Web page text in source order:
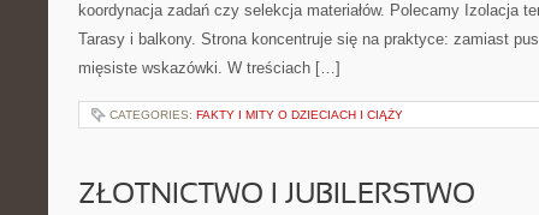
koordynacja zadań czy selekcja materiałów. Polecamy Izolacja
Tarasy i balkony. Strona koncentruje się na praktyce: zamiast
mięsiste wskazówki. W treściach […]
CATEGORIES: FAKTY I MITY O DZIECIACH I CIĄŻY
ZŁOTNICTWO I JUBILERSTWO